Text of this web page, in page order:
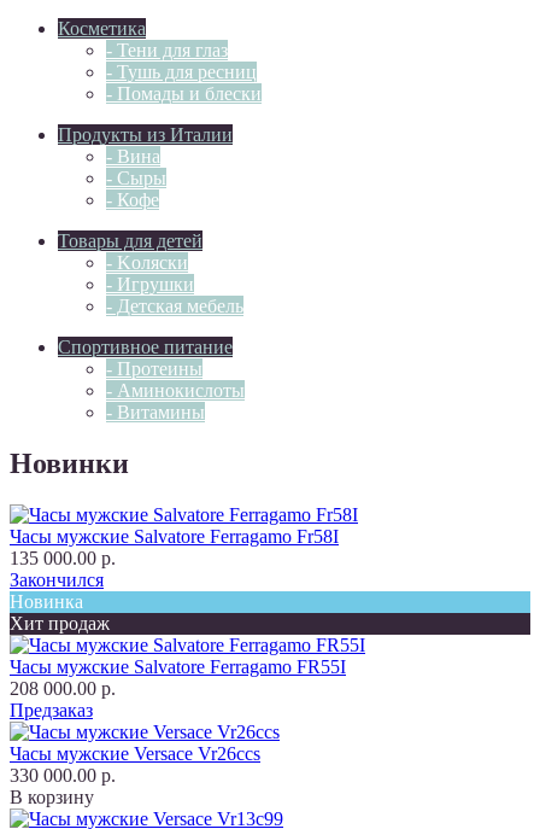
Косметика
- Тени для глаз
- Тушь для ресниц
- Помады и блески
Продукты из Италии
- Вина
- Сыры
- Кофе
Товары для детей
- Kоляски
- Игрушки
- Детская мебель
Спортивное питание
- Протеины
- Аминокислоты
- Витамины
Новинки
Часы мужские Salvatore Ferragamo Fr58I
135 000.00 р.
Закончился
Новинка
Хит продаж
Часы мужские Salvatore Ferragamo FR55I
208 000.00 р.
Предзаказ
Часы мужские Versace Vr26ccs
330 000.00 р.
В корзину